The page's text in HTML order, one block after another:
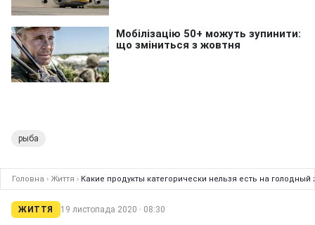
рыба
Головна › Життя › Какие продукты категорически нельзя есть на голодный
ЖИТТЯ 19 листопада 2020 · 08:30